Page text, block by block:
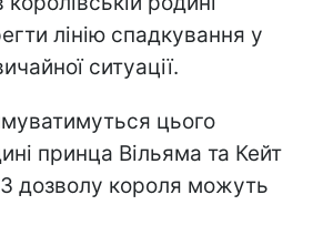
лінію спадкування у
ситуації.
цього
принца Вільяма та Кейт
дозволу короля можуть